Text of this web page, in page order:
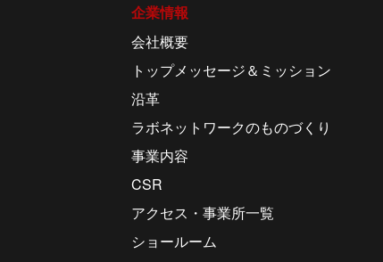
企業情報
会社概要
トップメッセージ＆ミッション
沿革
ラボネットワークのものづくり
事業内容
CSR
アクセス・事業所一覧
ショールーム